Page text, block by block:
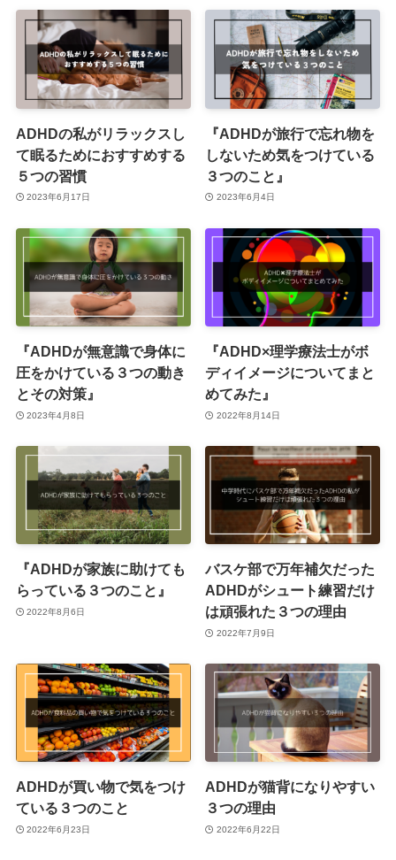
ADHDの私がリラックスし
て眠るためにおすすめする
５つの習慣
2023年6月17日
『ADHDが旅行で忘れ物を
しないため気をつけている
３つのこと』
2023年6月4日
『ADHDが無意識で身体に
圧をかけている３つの動き
とその対策』
2023年4月8日
『ADHD×理学療法士がボ
ディイメージについてまと
めてみた』
2022年8月14日
『ADHDが家族に助けても
らっている３つのこと』
2022年8月6日
バスケ部で万年補欠だった
ADHDがシュート練習だけ
は頑張れた３つの理由
2022年7月9日
ADHDが買い物で気をつけ
ている３つのこと
2022年6月23日
ADHDが猫背になりやすい
３つの理由
2022年6月22日